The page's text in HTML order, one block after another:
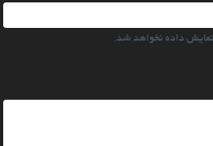
داده نخواهد شد.